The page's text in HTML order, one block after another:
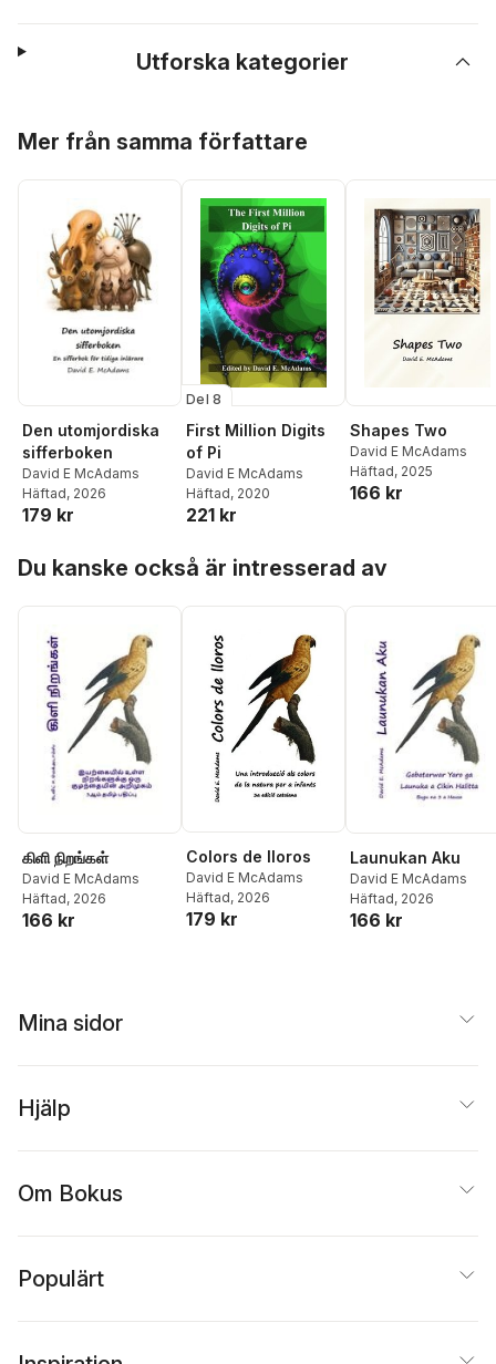
Utforska kategorier
Mer från samma författare
Den utomjordiska
sifferboken
David E McAdams
Häftad, 2026
179 kr
Del 8
First Million Digits
of Pi
David E McAdams
Häftad, 2020
221 kr
Shapes Two
David E McAdams
Häftad, 2025
166 kr
Du kanske också är intresserad av
கிளி நிறங்கள்
David E McAdams
Häftad, 2026
166 kr
Colors de lloros
David E McAdams
Häftad, 2026
179 kr
Launukan Aku
David E McAdams
Häftad, 2026
166 kr
Mina sidor
Hjälp
Om Bokus
Populärt